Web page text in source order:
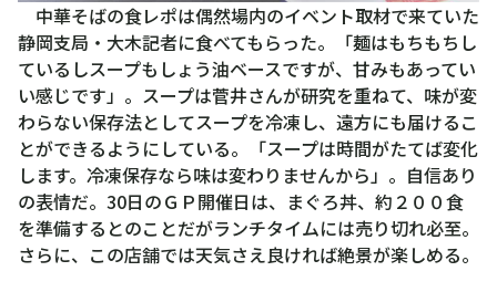
中華そばの食レポは偶然場内のイベント取材で来ていた
静岡支局・大木記者に食べてもらった。「麺はもちもちし
ているしスープもしょう油ベースですが、甘みもあってい
い感じです」。スープは菅井さんが研究を重ねて、味が変
わらない保存法としてスープを冷凍し、遠方にも届けるこ
とができるようにしている。「スープは時間がたてば変化
します。冷凍保存なら味は変わりませんから」。自信あり
の表情だ。30日のＧＰ開催日は、まぐろ丼、約２００食
を準備するとのことだがランチタイムには売り切れ必至。
さらに、この店舗では天気さえ良ければ絶景が楽しめる。